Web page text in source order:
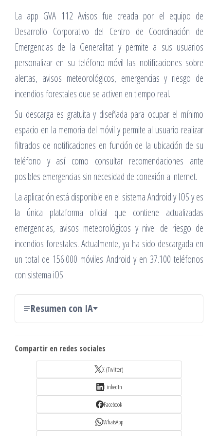
La app GVA 112 Avisos fue creada por el equipo de
Desarrollo Corporativo del Centro de Coordinación de
Emergencias de la Generalitat y permite a sus usuarios
personalizar en su teléfono móvil las notificaciones sobre
alertas, avisos meteorológicos, emergencias y riesgo de
incendios forestales que se activen en tiempo real.
Su descarga es gratuita y diseñada para ocupar el mínimo
espacio en la memoria del móvil y permite al usuario realizar
filtrados de notificaciones en función de la ubicación de su
teléfono y así como consultar recomendaciones ante
posibles emergencias sin necesidad de conexión a internet.
La aplicación está disponible en el sistema Android y IOS y es
la única plataforma oficial que contiene actualizadas
emergencias, avisos meteorológicos y nivel de riesgo de
incendios forestales. Actualmente, ya ha sido descargada en
un total de 156.000 móviles Android y en 37.100 teléfonos
con sistema iOS.
Resumen con IA
Compartir en redes sociales
X (Twitter)
LinkedIn
Facebook
WhatsApp